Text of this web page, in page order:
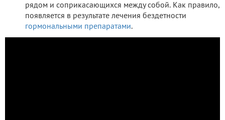
рядом и соприкасающихся между собой. Как правило,
появляется в результате лечения бездетности
гормональными препаратами.